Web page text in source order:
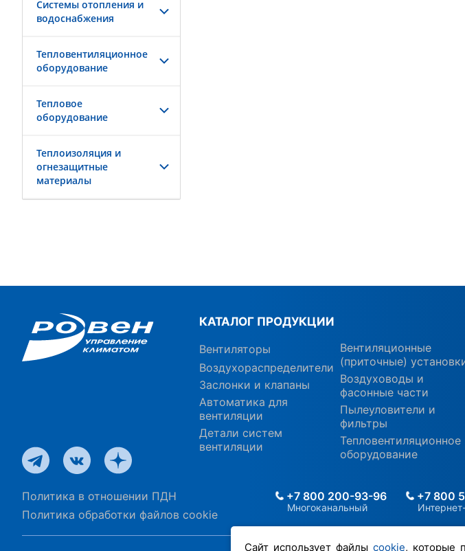
Системы отопления и
водоснабжения
Тепловентиляционное
оборудование
Тепловое
оборудование
Теплоизоляция и
огнезащитные
материалы
Сайт использует файлы cookie, которые
КАТАЛОГ ПРОДУКЦИИ
Вентиляторы
Воздухораспределители
Заслонки и клапаны
Автоматика для
вентиляции
Детали систем
вентиляции
Вентиляционные
(приточные)
Воздуховоды и
фасонные части
Пылеуловители и
фильтры
Тепловентиляционное
оборудование
Политика в отношении ПДН
Политика обработки файлов cookie
+7 800 200-93-96
Многоканальный
+7 800